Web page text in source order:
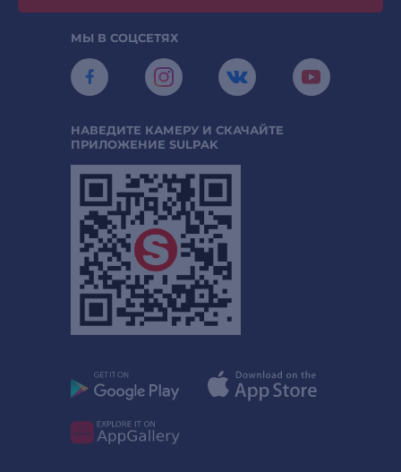
МЫ В СОЦСЕТЯХ
НАВЕДИТЕ КАМЕРУ И СКАЧАЙТЕ
ПРИЛОЖЕНИЕ SULPAK